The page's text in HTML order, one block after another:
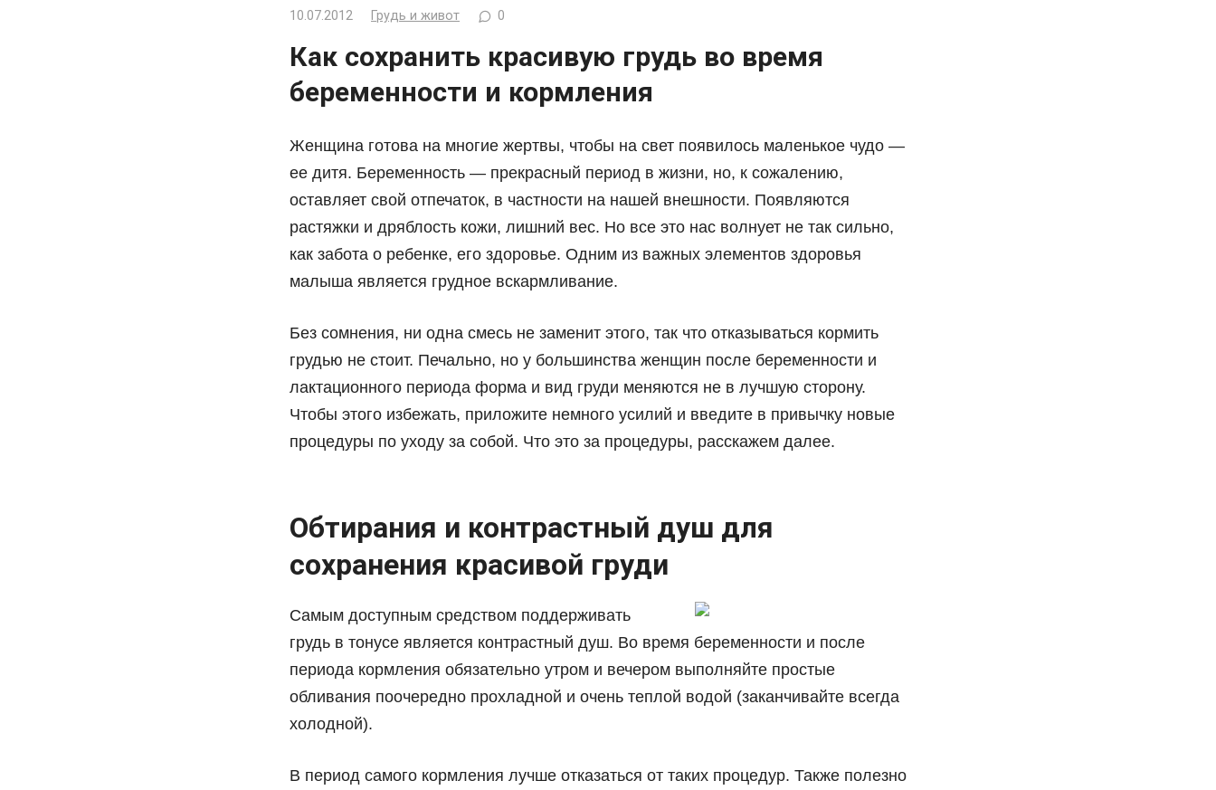
10.07.2012 Грудь и живот 0
Как сохранить красивую грудь во время
беременности и кормления
Женщина готова на многие жертвы, чтобы на свет появилось маленькое чудо —
ее дитя. Беременность — прекрасный период в жизни, но, к сожалению,
оставляет свой отпечаток, в частности на нашей внешности. Появляются
растяжки и дряблость кожи, лишний вес. Но все это нас волнует не так сильно,
как забота о ребенке, его здоровье. Одним из важных элементов здоровья
малыша является грудное вскармливание.
Без сомнения, ни одна смесь не заменит этого, так что отказываться кормить
грудью не стоит. Печально, но у большинства женщин после беременности и
лактационного периода форма и вид груди меняются не в лучшую сторону.
Чтобы этого избежать, приложите немного усилий и введите в привычку новые
процедуры по уходу за собой. Что это за процедуры, расскажем далее.
Обтирания и контрастный душ для
сохранения красивой груди
Самым доступным средством поддерживать
грудь в тонусе является контрастный душ. Во время беременности и после
периода кормления обязательно утром и вечером выполняйте простые
обливания поочередно прохладной и очень теплой водой (заканчивайте всегда
холодной).
В период самого кормления лучше отказаться от таких процедур. Также полезно